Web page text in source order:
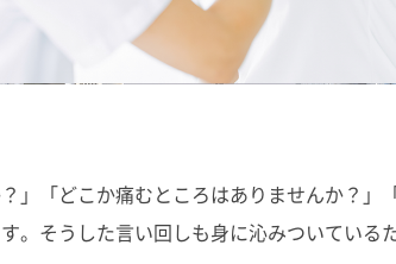
」「どこか痛むところはありませんか？」
。そうした言い回しも身に沁みついている